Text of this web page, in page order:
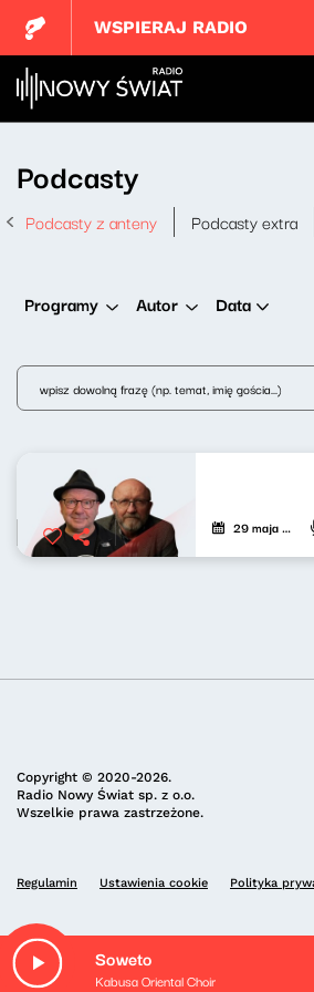
Soweto
Kabusa Oriental Choir
WSPIERAJ RADIO
Podcasty
Podcasty z anteny Podcasty extra
Programy Autor Data
29 maja 2025
Copyright © 2020-2026.
Radio Nowy Świat sp. z o.o.
Wszelkie prawa zastrzeżone.
Regulamin Ustawienia cookie Polityka